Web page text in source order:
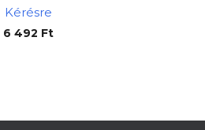
Kérésre
6 492 Ft